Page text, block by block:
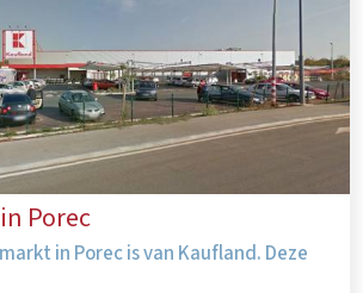
Porec
in Porec is van Kaufland. Deze